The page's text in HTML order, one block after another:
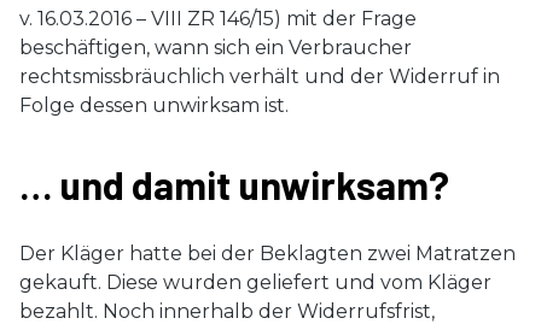
v. 16.03.2016 – VIII ZR 146/15) mit der Frage
beschäftigen, wann sich ein Verbraucher
rechtsmissbräuchlich verhält und der Widerruf in
Folge dessen unwirksam ist.
… und damit unwirksam?
Der Kläger hatte bei der Beklagten zwei Matratzen
gekauft. Diese wurden geliefert und vom Kläger
bezahlt. Noch innerhalb der Widerrufsfrist,